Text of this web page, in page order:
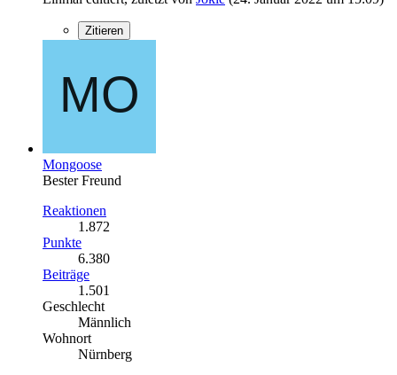
Zitieren
Mongoose
Bester Freund
Reaktionen
1.872
Punkte
6.380
Beiträge
1.501
Geschlecht
Männlich
Wohnort
Nürnberg